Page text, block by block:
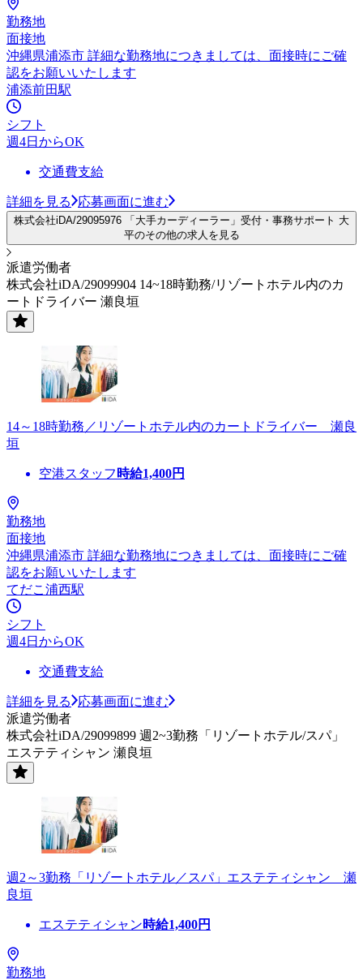
勤務地
面接地
沖縄県浦添市 詳細な勤務地につきましては、面接時にご確
認をお願いいたします
浦添前田駅
シフト
週4日からOK
交通費支給
詳細を見る 応募画面に進む
株式会社iDA/29095976 「大手カーディーラー」受付・事務サポート 大
平のその他の求人を見る
派遣労働者
株式会社iDA/29099904 14~18時勤務/リゾートホテル内のカ
ートドライバー 瀬良垣
14～18時勤務／リゾートホテル内のカートドライバー 瀬良
垣
空港スタッフ 時給1,400円
勤務地
面接地
沖縄県浦添市 詳細な勤務地につきましては、面接時にご確
認をお願いいたします
てだこ浦西駅
シフト
週4日からOK
交通費支給
詳細を見る
応募画面に進む
派遣労働者
株式会社iDA/29099899 週2~3勤務「リゾートホテル/スパ」
エステティシャン 瀬良垣
週2～3勤務「リゾートホテル／スパ」エステティシャン 瀬
良垣
エステティシャン時給1,400円
勤務地